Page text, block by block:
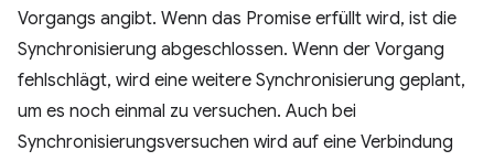
Vorgangs angibt. Wenn das Promise erfüllt wird, ist die
Synchronisierung abgeschlossen. Wenn der Vorgang
fehlschlägt, wird eine weitere Synchronisierung geplant,
um es noch einmal zu versuchen. Auch bei
Synchronisierungsversuchen wird auf eine Verbindung